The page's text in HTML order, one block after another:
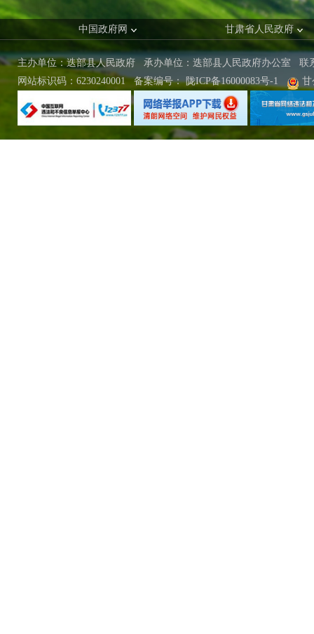
中国政府网 甘肃省人民政府
主办单位：迭部县人民政府 承办单位：迭部县人民政府办公室 联
网站标识码：6230240001
备案编号： 陇ICP备16000083号-1 甘